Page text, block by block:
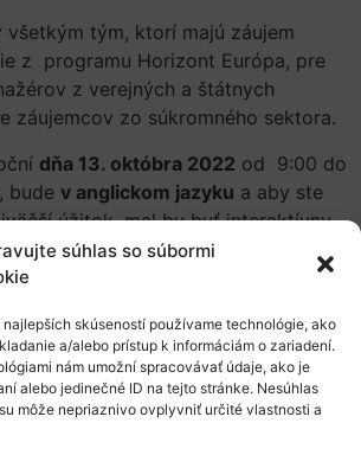
súhlas so súbormi
skúseností používame technológie, ako
a/alebo prístup k informáciám o zariadení.
nám umožní spracovávať údaje, ako je
alebo jedinečné ID na tejto stránke. Nesúhlas
môže nepriaznivo ovplyvniť určité vlastnosti a
všetkým tým, ktorí majú záujem
z programu Horizont Európa, pre
z verejných a štátnych
záujemcov zo súkromného sektora.
dňa 13. októbra 2022 od 9:00 do
, bude v anglickom jazyku a aby ste
úžitok, mal by byť interaktívny.
zadávať otázky v anglickom jazyku
vždy po ukončení každej kapitoly
savopred registrovať vo